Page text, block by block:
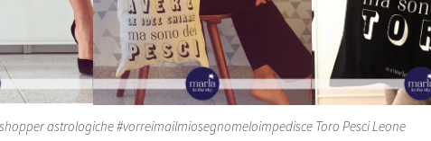
shopper astrologiche #vorreimailmiosegnomeloimpedisce Toro Pesci Leone